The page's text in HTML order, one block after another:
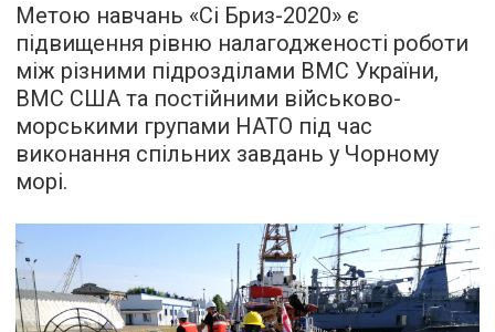
Метою навчань «Сі Бриз-2020» є
підвищення рівню налагодженості роботи
між різними підрозділами ВМС України,
ВМС США та постійними військово-
морськими групами НАТО під час
виконання спільних завдань у Чорному
морі.